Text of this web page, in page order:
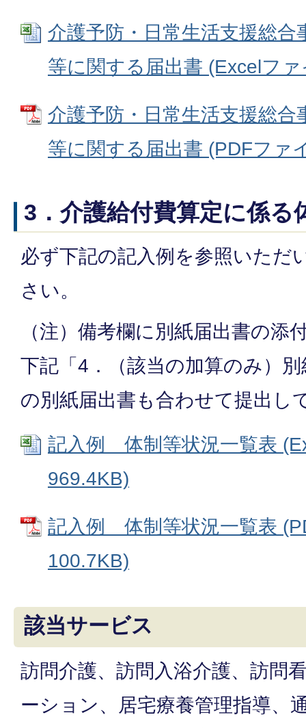
介護予防・日常生活支援総合
等に関する届出書 (Excelフ
介護予防・日常生活支援総合
等に関する届出書 (PDFファ
3．介護給付費算定に係る
必ず下記の記入例を参照いただ
さい。
（注）備考欄に別紙届出書の添
下記「4．（該当の加算のみ）
の別紙届出書も合わせて提出し
記入例 体制等状況一覧表
969.4KB)
記入例 体制等状況一覧表
100.7KB)
該当サービス
訪問介護、訪問入浴介護、訪問
ーション、居宅療養管理指導、